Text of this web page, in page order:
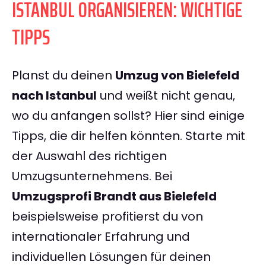
ISTANBUL ORGANISIEREN: WICHTIGE
TIPPS
Planst du deinen Umzug von Bielefeld
nach Istanbul und weißt nicht genau,
wo du anfangen sollst? Hier sind einige
Tipps, die dir helfen könnten. Starte mit
der Auswahl des richtigen
Umzugsunternehmens. Bei
Umzugsprofi Brandt aus Bielefeld
beispielsweise profitierst du von
internationaler Erfahrung und
individuellen Lösungen für deinen